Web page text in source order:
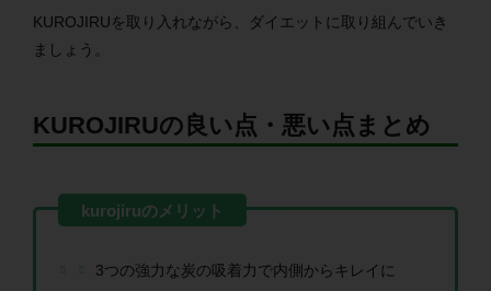
KUROJIRUを取り入れながら、ダイエットに取り組んでいき
ましょう。
KUROJIRUの良い点・悪い点まとめ
3つの強力な炭の吸着力で内側からキレイに